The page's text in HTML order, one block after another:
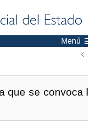
Menú
que se convoca